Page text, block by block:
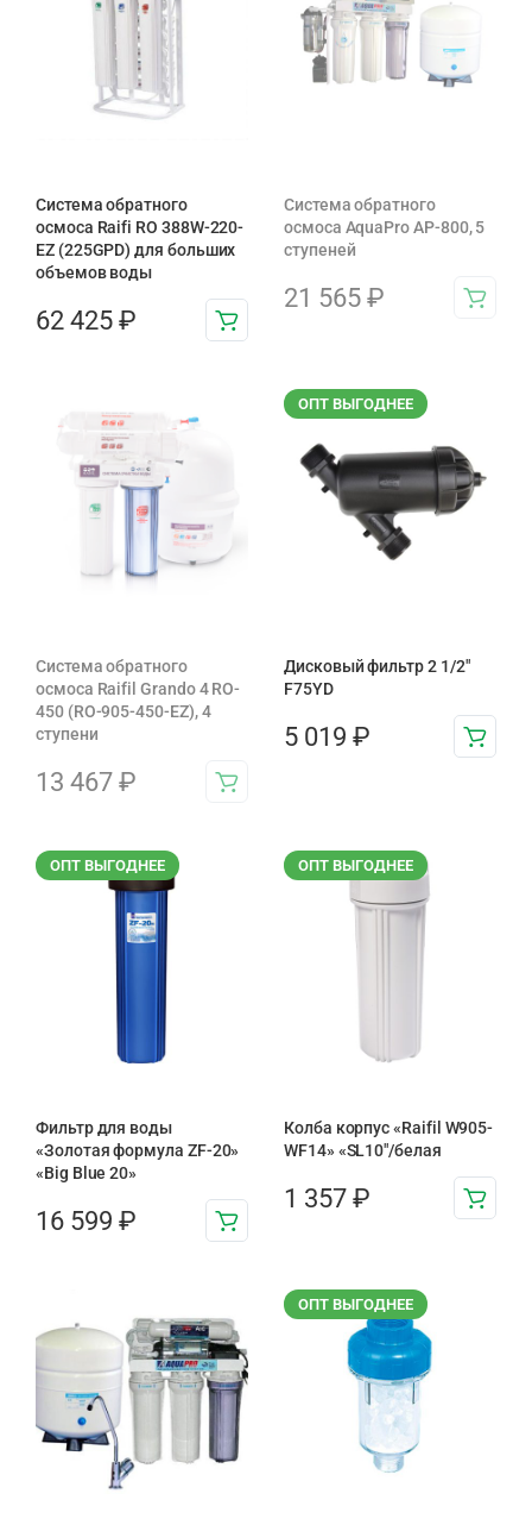
Система обратного
осмоса Raifi RO 388W-220-
EZ (225GPD) для больших
объемов воды
62 425 ₽
Система обратного
осмоса AquaPro AP-800, 5
ступеней
21 565 ₽
Система обратного
осмоса Raifil Grando 4 RO-
450 (RO-905-450-EZ), 4
ступени
13 467 ₽
ОПТ ВЫГОДНЕЕ
Дисковый фильтр 2 1/2″
F75YD
5 019 ₽
ОПТ ВЫГОДНЕЕ
Фильтр для воды
«Золотая формула ZF-20»
«Big Blue 20»
16 599 ₽
ОПТ ВЫГОДНЕЕ
Колба корпус «Raifil W905-
WF14» «SL10″/белая
1 357 ₽
ОПТ ВЫГОДНЕЕ